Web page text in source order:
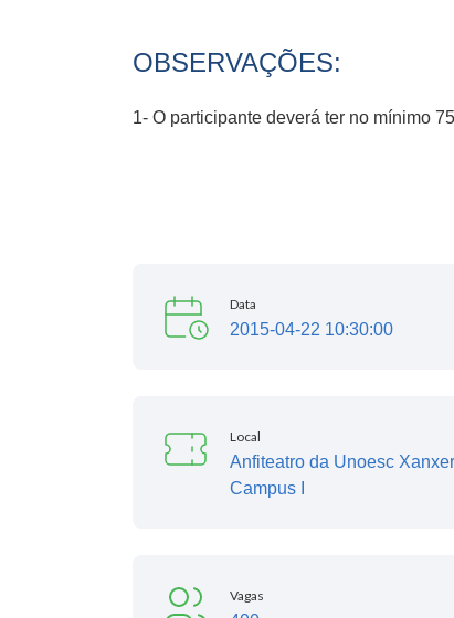
OBSERVAÇÕES:
1- O participante deverá ter no mínimo
Data
2015-04-22 10:30:00
Local
Anfiteatro da Unoesc
Campus I
Vagas